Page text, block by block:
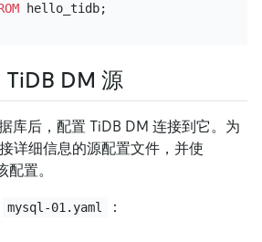
DM 源
库后，配置 TiDB DM 连接到它。为
详细信息的源配置文件，并使
配置。
mysql-01.yaml ：